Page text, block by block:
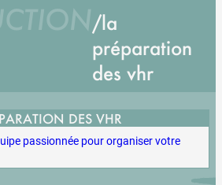
la
préparation
des vhr
DES VHR
passionnée pour organiser votre